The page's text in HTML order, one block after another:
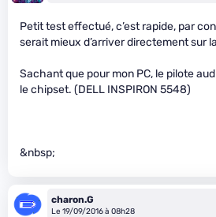
Petit test effectué, c’est rapide, par
serait mieux d’arriver directement sur
Sachant que pour mon PC, le pilote
le chipset. (DELL INSPIRON 5548)
&nbsp;
charon.G
Le 19/09/2016 à 08h28